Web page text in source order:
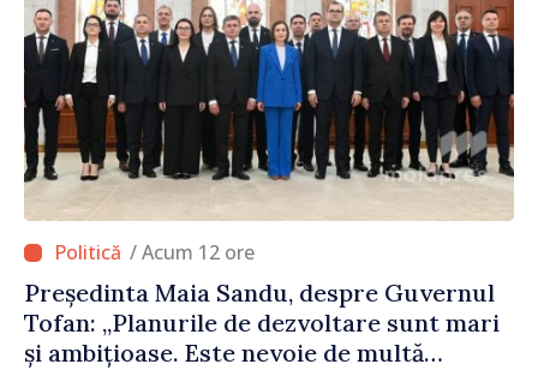
/ Acum 12 ore
Președinta Maia Sandu, despre Guvernul
Tofan: „Planurile de dezvoltare sunt mari
și ambițioase. Este nevoie de multă